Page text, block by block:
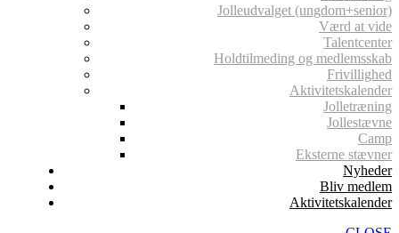
Jolleudvalget (ungdom+senior)
Værd at vide
Talentcenter
Holdtilmeding og medlemsskab
Frivillighed
Aktivitetskalender
Jolletræning
Jollestævne
Camp
Eksterne stævner
Nyheder
Bliv medlem
Aktivitetskalender